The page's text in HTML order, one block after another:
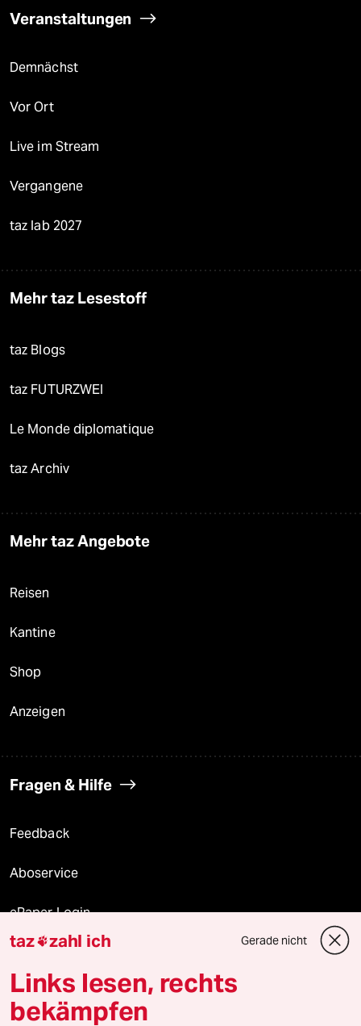
Veranstaltungen
Demnächst
Vor Ort
Live im Stream
Vergangene
taz lab 2027
Mehr taz Lesestoff
taz Blogs
taz FUTURZWEI
Le Monde diplomatique
taz Archiv
Mehr taz Angebote
Reisen
Kantine
Shop
Anzeigen
Fragen & Hilfe
Feedback
Aboservice
ePaper Login
Downloads für Abonnierende
taz zahl ich Gerade nicht
Links lesen, rechts
bekämpfen